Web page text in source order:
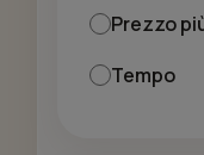
Prezzo
Tempo